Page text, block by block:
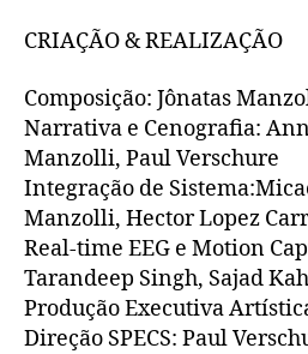
CRIAÇÃO & REALIZAÇÃO
Composição: Jônatas
Narrativa e Cenografia:
Manzolli, Paul Verschure
Integração de
Manzolli, Hector Lopez
Real-time EEG e Motion
Tarandeep Singh, Sajad
Produção Executiva
Direção SPECS: Paul